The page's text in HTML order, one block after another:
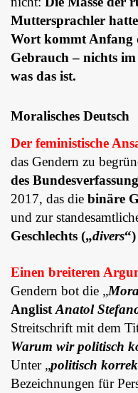
Muttersprachler
Wort kommt Anfang
Gebrauch – nichts
was das ist.
Moralisches Deutsch
Der feministische
das Gendern zu
des
2017, das die binäre
und zur
Geschlechts („divers“)
Einen breiteren
Gendern bot die „
Anglist Anatol
Streitschrift mit dem
Warum wir politisch
Unter „politisch
Bezeichnungen für